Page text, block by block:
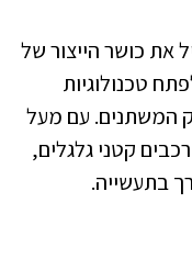
את כושר הייצור של
טכנולוגיות
המשתנים. עם מעל
רכבים קטני גלגלים,
בתעשייה.